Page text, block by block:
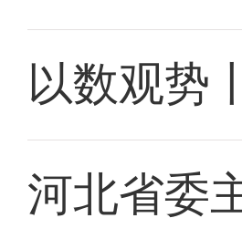
以数观势
河北省委